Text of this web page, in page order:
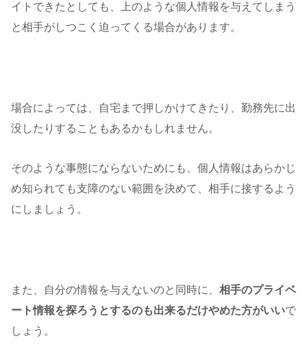
イトできたとしても、上のような個人情報を与えてしまう
と相手がしつこく迫ってくる場合があります。
場合によっては、自宅まで押しかけてきたり、勤務先に出
没したりすることもあるかもしれません。
そのような事態にならないためにも、個人情報はあらかじ
め知られても支障のない範囲を決めて、相手に接するよう
にしましょう。
また、自分の情報を与えないのと同時に、 相手のプライベ
ート情報を探ろうとするのも出来るだけやめた方がいいで
しょう。